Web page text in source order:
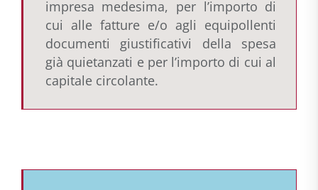
impresa medesima, per l’importo di
cui alle fatture e/o agli equipollenti
documenti giustificativi della spesa
già quietanzati e per l’importo di cui al
capitale circolante.